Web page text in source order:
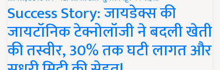
Success Story: जायडेक्स की
जायटॉनिक टेक्नोलॉजी ने बदली खेती
की तस्वीर, 30% तक घटी लागत और